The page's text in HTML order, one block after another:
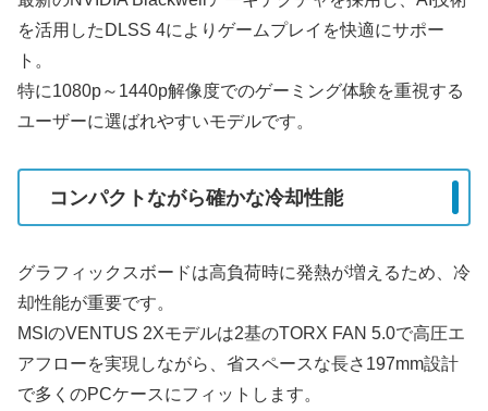
を活用したDLSS 4によりゲームプレイを快適にサポー
ト。
特に1080p～1440p解像度でのゲーミング体験を重視する
ユーザーに選ばれやすいモデルです。
コンパクトながら確かな冷却性能
グラフィックスボードは高負荷時に発熱が増えるため、冷
却性能が重要です。
MSIのVENTUS 2Xモデルは2基のTORX FAN 5.0で高圧エ
アフローを実現しながら、省スペースな長さ197mm設計
で多くのPCケースにフィットします。